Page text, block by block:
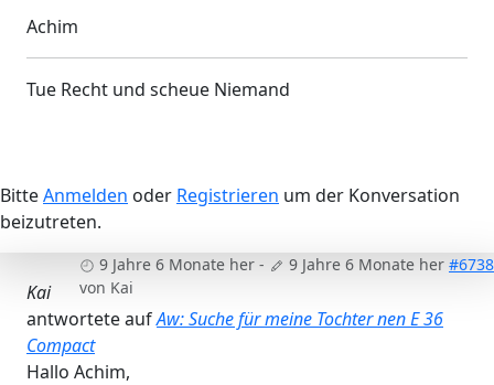
Achim
Tue Recht und scheue Niemand
BitteAnmelden oder Registrieren um der Konversation
beizutreten.
9 Jahre 6 Monate her - 9 Jahre 6 Monate her #6738
von Kai
Kai
antwortete aufAw: Suche für meine Tochter nen E 36
Compact
Hallo Achim,